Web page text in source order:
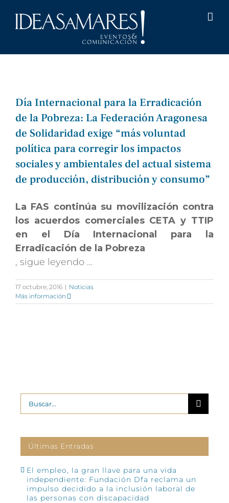
Día Internacional para la Erradicación
de la Pobreza: La Federación Aragonesa
de Solidaridad exige “más voluntad
política para corregir los impactos
sociales y ambientales del actual sistema
de producción, distribución y consumo”
La FAS continúa su movilización contra
los acuerdos comerciales CETA y TTIP
en el Día Internacional para la
Erradicación de la Pobreza
, sigue leyendo …
17 octubre, 2016 | Noticias
Más información
Buscar:
Últimas Entradas
El empleo, la gran llave para una vida
independiente: Fundación Dfa reclama un
impulso decidido a la inclusión laboral de
las personas con discapacidad